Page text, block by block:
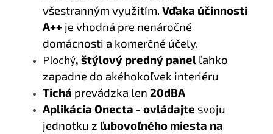
všestranným využitím. Vďaka účinnosti
A++ je vhodná pre nenáročné
domácnosti a komerčné účely.
Plochý, štýlový predný panel ľahko
zapadne do akéhokoľvek interiéru
Tichá prevádzka len 20dBA
Aplikácia Onecta - ovládajte svoju
jednotku z ľubovoľného miesta na